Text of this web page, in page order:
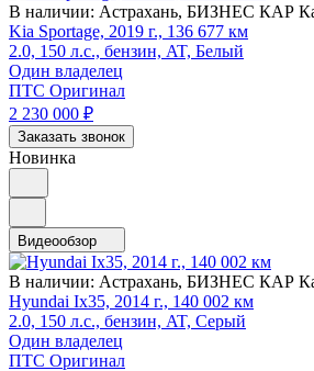
В наличии: Астрахань, БИЗНЕС КАР
Kia Sportage, 2019 г., 136 677 км
2.0, 150 л.с., бензин, AT, Белый
Один владелец
ПТС Оригинал
2 230 000 ₽
Заказать звонок
Новинка
Видеообзор
В наличии: Астрахань, БИЗНЕС КАР
Hyundai Ix35, 2014 г., 140 002 км
2.0, 150 л.с., бензин, AT, Серый
Один владелец
ПТС Оригинал